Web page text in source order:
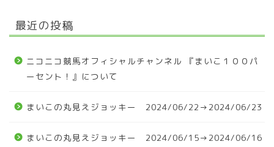
最近の投稿
ニコニコ競馬オフィシャルチャンネル 『まいこ１００パ
ーセント！』について
まいこの丸見えジョッキー 2024/06/22→2024/06/23
まいこの丸見えジョッキー 2024/06/15→2024/06/16